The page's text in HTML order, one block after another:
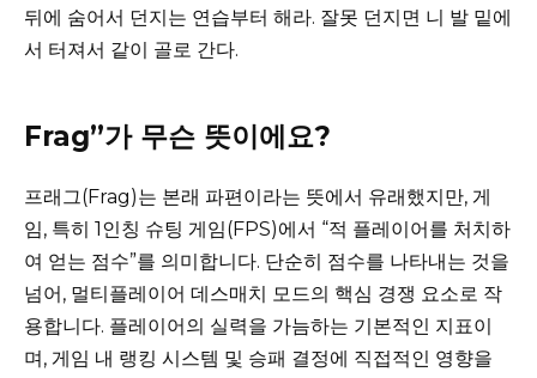
뒤에 숨어서 던지는 연습부터 해라. 잘못 던지면 니 발 밑에
서 터져서 같이 골로 간다.
Frag”가 무슨 뜻이에요?
프래그(Frag)는 본래 파편이라는 뜻에서 유래했지만, 게
임, 특히 1인칭 슈팅 게임(FPS)에서 “적 플레이어를 처치하
여 얻는 점수”를 의미합니다. 단순히 점수를 나타내는 것을
넘어, 멀티플레이어 데스매치 모드의 핵심 경쟁 요소로 작
용합니다. 플레이어의 실력을 가늠하는 기본적인 지표이
며, 게임 내 랭킹 시스템 및 승패 결정에 직접적인 영향을